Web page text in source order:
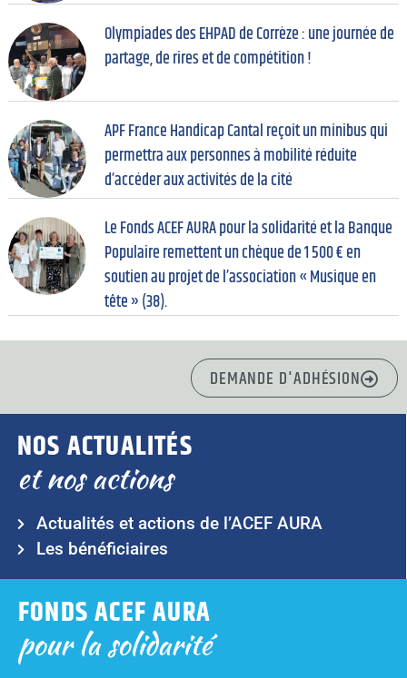
Olympiades des EHPAD de Corrèze : une journée de
partage, de rires et de compétition !
APF France Handicap Cantal reçoit un minibus qui
permettra aux personnes à mobilité réduite
d’accéder aux activités de la cité
Le Fonds ACEF AURA pour la solidarité et la Banque
Populaire remettent un chèque de 1 500 € en
soutien au projet de l’association « Musique en
tête » (38).
DEMANDE D'ADHÉSION
NOS ACTUALITÉS
et nos actions
Actualités et actions de l’ACEF AURA
Les bénéficiaires
FONDS ACEF AURA
pour la solidarité